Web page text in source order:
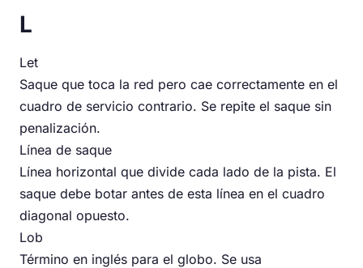
L
Let
Saque que toca la red pero cae correctamente en el
cuadro de servicio contrario. Se repite el saque sin
penalización.
Línea de saque
Línea horizontal que divide cada lado de la pista. El
saque debe botar antes de esta línea en el cuadro
diagonal opuesto.
Lob
Término en inglés para el globo. Se usa